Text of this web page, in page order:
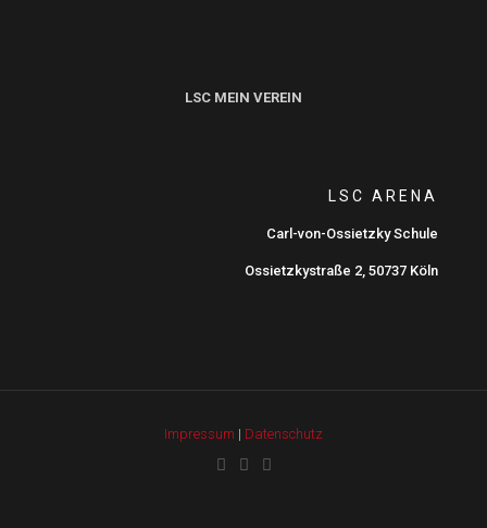
LSC MEIN VEREIN
LSC ARENA
Carl-von-Ossietzky Schule
Ossietzkystraße 2, 50737 Köln
Impressum | Datenschutz